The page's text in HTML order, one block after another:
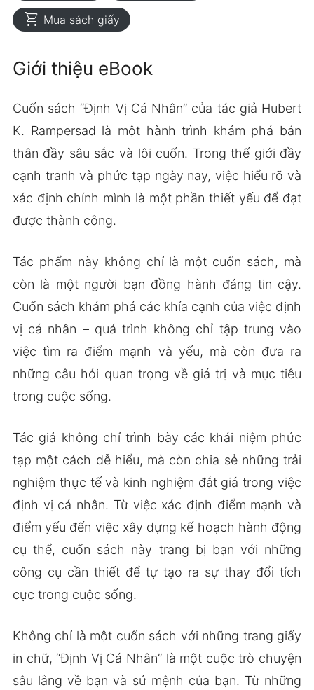
shopping_cart Mua sách giấy
Giới thiệu eBook
Cuốn sách “Định Vị Cá Nhân” của tác giả Hubert
K. Rampersad là một hành trình khám phá bản
thân đầy sâu sắc và lôi cuốn. Trong thế giới đầy
cạnh tranh và phức tạp ngày nay, việc hiểu rõ và
xác định chính mình là một phần thiết yếu để đạt
được thành công.
Tác phẩm này không chỉ là một cuốn sách, mà
còn là một người bạn đồng hành đáng tin cậy.
Cuốn sách khám phá các khía cạnh của việc định
vị cá nhân – quá trình không chỉ tập trung vào
việc tìm ra điểm mạnh và yếu, mà còn đưa ra
những câu hỏi quan trọng về giá trị và mục tiêu
trong cuộc sống.
Tác giả không chỉ trình bày các khái niệm phức
tạp một cách dễ hiểu, mà còn chia sẻ những trải
nghiệm thực tế và kinh nghiệm đắt giá trong việc
định vị cá nhân. Từ việc xác định điểm mạnh và
điểm yếu đến việc xây dựng kế hoạch hành động
cụ thể, cuốn sách này trang bị bạn với những
công cụ cần thiết để tự tạo ra sự thay đổi tích
cực trong cuộc sống.
Không chỉ là một cuốn sách với những trang giấy
in chữ, “Định Vị Cá Nhân” là một cuộc trò chuyện
sâu lắng về bạn và sứ mệnh của bạn. Từ những